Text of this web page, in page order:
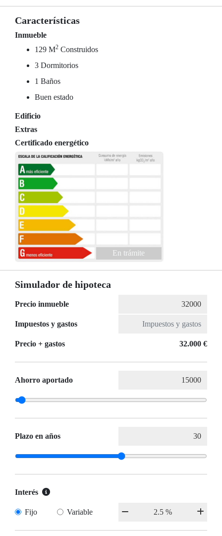
Características
Inmueble
129 M2 Construidos
3 Dormitorios
1 Baños
Buen estado
Edificio
Extras
Certificado energético
En trámite
Simulador de hipoteca
Precio inmueble
Impuestos y gastos
Precio + gastos 32.000 €
Ahorro aportado
Plazo en años
Interés
Fijo Variable